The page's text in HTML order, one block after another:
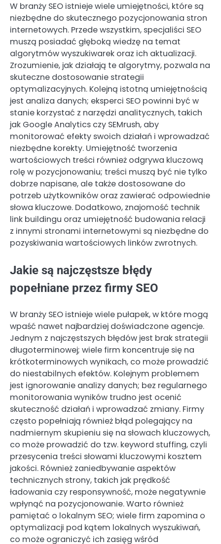
W branży SEO istnieje wiele umiejętności, które są
niezbędne do skutecznego pozycjonowania stron
internetowych. Przede wszystkim, specjaliści SEO
muszą posiadać głęboką wiedzę na temat
algorytmów wyszukiwarek oraz ich aktualizacji.
Zrozumienie, jak działają te algorytmy, pozwala na
skuteczne dostosowanie strategii
optymalizacyjnych. Kolejną istotną umiejętnością
jest analiza danych; eksperci SEO powinni być w
stanie korzystać z narzędzi analitycznych, takich
jak Google Analytics czy SEMrush, aby
monitorować efekty swoich działań i wprowadzać
niezbędne korekty. Umiejętność tworzenia
wartościowych treści również odgrywa kluczową
rolę w pozycjonowaniu; treści muszą być nie tylko
dobrze napisane, ale także dostosowane do
potrzeb użytkowników oraz zawierać odpowiednie
słowa kluczowe. Dodatkowo, znajomość technik
link buildingu oraz umiejętność budowania relacji
z innymi stronami internetowymi są niezbędne do
pozyskiwania wartościowych linków zwrotnych.
Jakie są najczęstsze błędy
popełniane przez firmy SEO
W branży SEO istnieje wiele pułapek, w które mogą
wpaść nawet najbardziej doświadczone agencje.
Jednym z najczęstszych błędów jest brak strategii
długoterminowej; wiele firm koncentruje się na
krótkoterminowych wynikach, co może prowadzić
do niestabilnych efektów. Kolejnym problemem
jest ignorowanie analizy danych; bez regularnego
monitorowania wyników trudno jest ocenić
skuteczność działań i wprowadzać zmiany. Firmy
często popełniają również błąd polegający na
nadmiernym skupieniu się na słowach kluczowych,
co może prowadzić do tzw. keyword stuffing, czyli
przesycenia treści słowami kluczowymi kosztem
jakości. Również zaniedbywanie aspektów
technicznych strony, takich jak prędkość
ładowania czy responsywność, może negatywnie
wpłynąć na pozycjonowanie. Warto również
pamiętać o lokalnym SEO; wiele firm zapomina o
optymalizacji pod kątem lokalnych wyszukiwań,
co może ograniczyć ich zasięg wśród